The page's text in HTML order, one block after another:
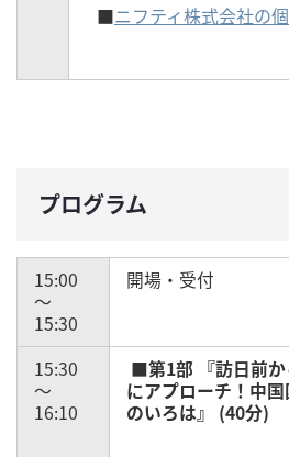
■ニフティ株式会社の
プログラム
15:00
～
15:30
開場・受付
15:30
～
16:10
■第1部 『訪日前
にアプローチ！中
のいろは』 (40分)